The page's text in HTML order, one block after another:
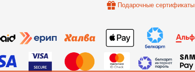
Подарочные сертификаты